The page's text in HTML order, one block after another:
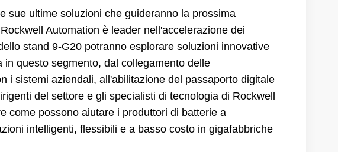
sue ultime soluzioni che guideranno la prossima
Automation è leader nell'accelerazione dei
stand 9-G20 potranno esplorare soluzioni innovative
questo segmento, dal collegamento delle
i sistemi aziendali, all'abilitazione del passaporto digitale
del settore e gli specialisti di tecnologia di Rockwell
come possono aiutare i produttori di batterie a
intelligenti, flessibili e a basso costo in gigafabbriche